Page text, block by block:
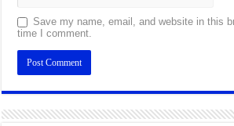
Save my name, email, and website in this
time I comment.
Alternative: